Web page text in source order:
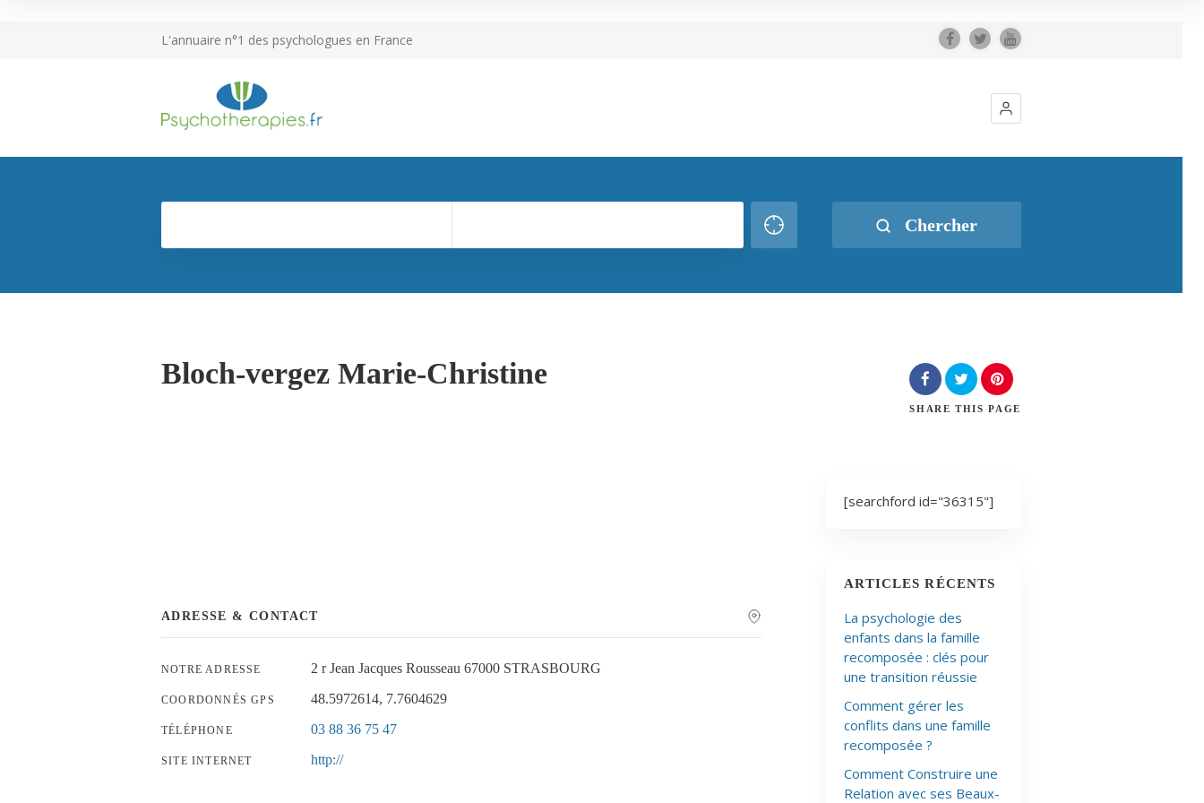
L'annuaire n°1 des psychologues en France
Chercher
Bloch-vergez Marie-Christine
SHARE THIS PAGE
ADRESSE & CONTACT
NOTRE ADRESSE 2 r Jean Jacques Rousseau 67000 STRASBOURG
COORDONNÉS GPS 48.5972614, 7.7604629
TÉLÉPHONE 03 88 36 75 47
SITE INTERNET http://
[searchford id="36315"]
ARTICLES RÉCENTS
La psychologie des
enfants dans la famille
recomposée : clés pour
une transition réussie
Comment gérer les
conflits dans une famille
recomposée ?
Comment Construire une
Relation avec ses Beaux-